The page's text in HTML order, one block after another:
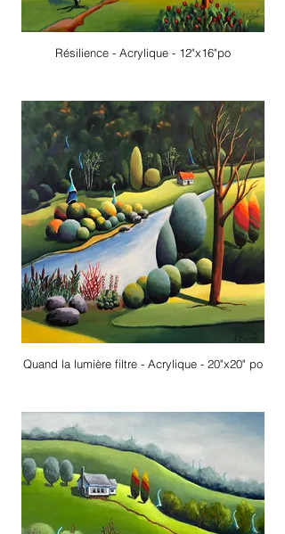
Résilience - Acrylique - 12"x16"po
Quand la lumière filtre - Acrylique - 20"x20" po